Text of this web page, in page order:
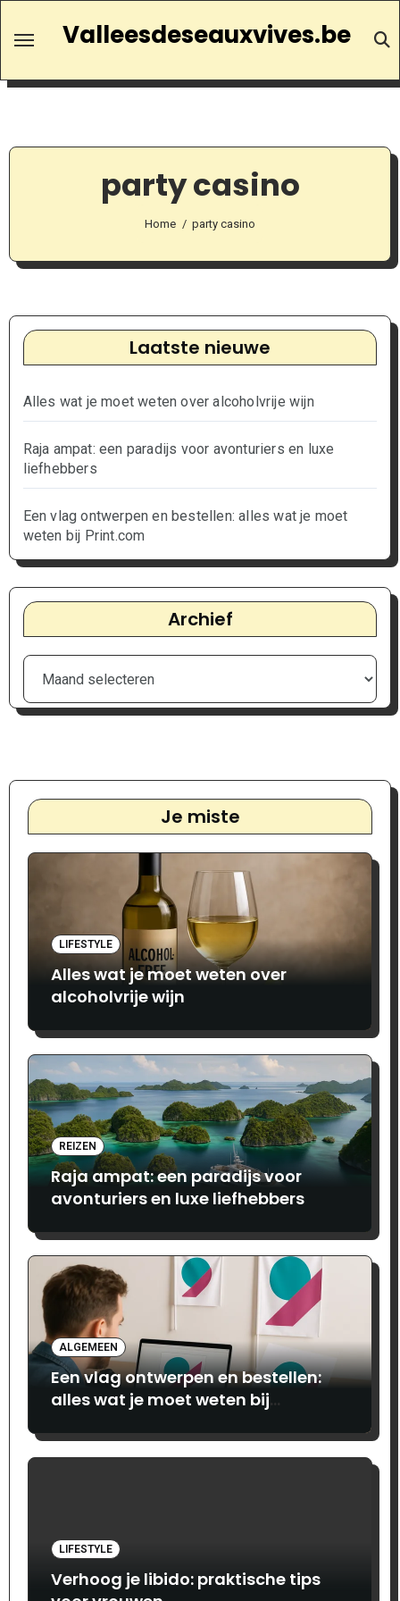
naar
inhoud
Valleesdeseauxvives.be
party casino
Home party casino
Laatste nieuwe
Alles wat je moet weten over alcoholvrije wijn
Raja ampat: een paradijs voor avonturiers en luxe
liefhebbers
Een vlag ontwerpen en bestellen: alles wat je moet
weten bij Print.com
Archief
Archief
Je miste
LIFESTYLE
Alles wat je moet weten over
alcoholvrije wijn
REIZEN
Raja ampat: een paradijs voor
avonturiers en luxe liefhebbers
ALGEMEEN
Een vlag ontwerpen en bestellen:
alles wat je moet weten bij
LIFESTYLE
Verhoog je libido: praktische tips